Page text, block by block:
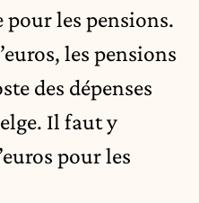
pour les pensions.
les pensions
des dépenses
Il faut y
pour les